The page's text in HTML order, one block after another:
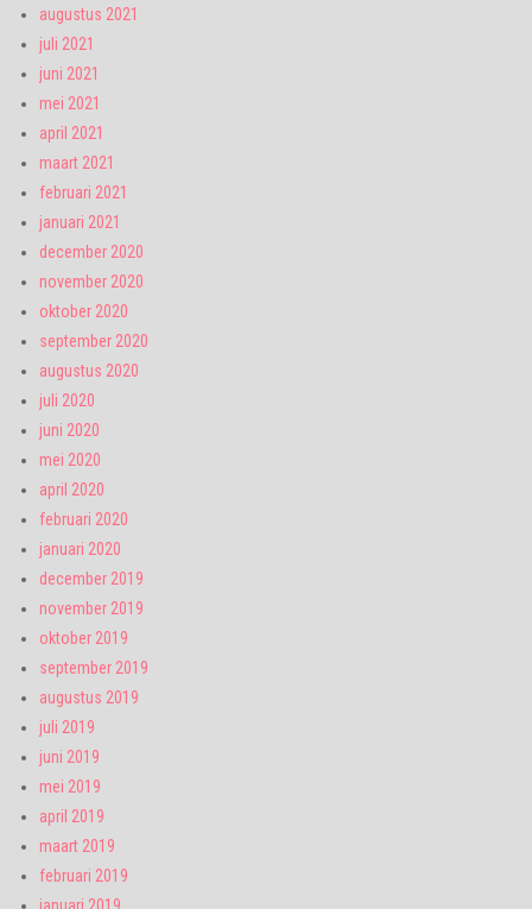
augustus 2021
juli 2021
juni 2021
mei 2021
april 2021
maart 2021
februari 2021
januari 2021
december 2020
november 2020
oktober 2020
september 2020
augustus 2020
juli 2020
juni 2020
mei 2020
april 2020
februari 2020
januari 2020
december 2019
november 2019
oktober 2019
september 2019
augustus 2019
juli 2019
juni 2019
mei 2019
april 2019
maart 2019
februari 2019